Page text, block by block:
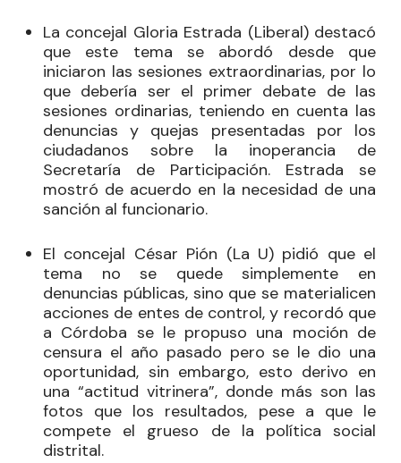
La concejal Gloria Estrada (Liberal) destacó
que este tema se abordó desde que
iniciaron las sesiones extraordinarias, por lo
que debería ser el primer debate de las
sesiones ordinarias, teniendo en cuenta las
denuncias y quejas presentadas por los
ciudadanos sobre la inoperancia de
Secretaría de Participación. Estrada se
mostró de acuerdo en la necesidad de una
sanción al funcionario.
El concejal César Pión (La U) pidió que el
tema no se quede simplemente en
denuncias públicas, sino que se materialicen
acciones de entes de control, y recordó que
a Córdoba se le propuso una moción de
censura el año pasado pero se le dio una
oportunidad, sin embargo, esto derivo en
una “actitud vitrinera”, donde más son las
fotos que los resultados, pese a que le
compete el grueso de la política social
distrital.